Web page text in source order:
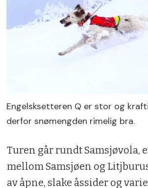
Engelsksetteren Q er stor og
derfor snømengden rimelig bra.
Turen går rundt Samsjøvola,
mellom Samsjøen og
av åpne, slake åssider og